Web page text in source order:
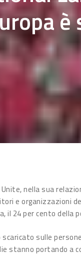
Unite, nella sua
e organizzazioni
il 24 per cento
sulle
stanno portando a